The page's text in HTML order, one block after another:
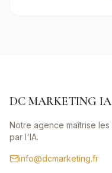
DC MARKETING IA
Notre agence maîtrise
par l'IA.
info@dcmarketing.fr